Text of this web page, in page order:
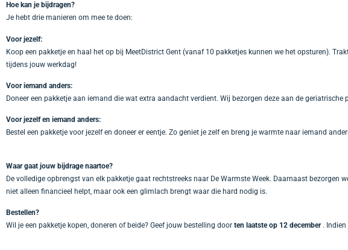
Hoe kan je bijdragen?
Je hebt drie manieren om mee te doen:
Voor jezelf:
Koop een pakketje en haal het op bij MeetDistrict Gent (vanaf 10 pakketjes kunnen we het opsturen).
tijdens jouw werkdag!
Voor iemand anders:
Doneer een pakketje aan iemand die wat extra aandacht verdient. Wij bezorgen deze aan de geriatrische
Voor jezelf en iemand anders:
Bestel een pakketje voor jezelf en doneer er eentje. Zo geniet je zelf en breng je warmte naar iemand
Waar gaat jouw bijdrage naartoe?
De volledige opbrengst van elk pakketje gaat rechtstreeks naar De Warmste Week. Daarnaast bezorgen
niet alleen financieel helpt, maar ook een glimlach brengt waar die hard nodig is.
Bestellen?
Wil je een pakketje kopen, doneren of beide? Geef jouw bestelling door ten laatste op 12 december. Indien